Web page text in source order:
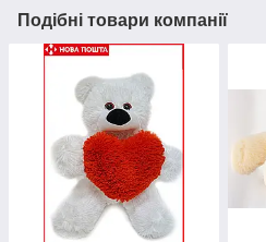
Подібні товари компанії